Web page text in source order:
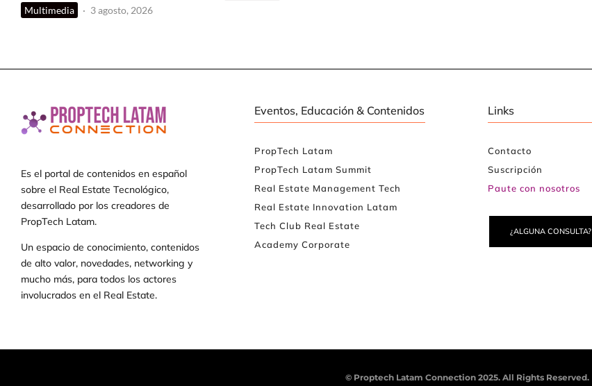
Multimedia · 3 agosto, 2026
Es el portal de contenidos en español
sobre el Real Estate Tecnológico,
desarrollado por los creadores de
PropTech Latam.
Un espacio de conocimiento, contenidos
de alto valor, novedades, networking y
mucho más, para todos los actores
involucrados en el Real Estate.
Eventos, Educación & Contenidos
PropTech Latam
PropTech Latam Summit
Real Estate Management Tech
Real Estate Innovation Latam
Tech Club Real Estate
Academy Corporate
Links
Contacto
Suscripción
Paute con nosotros
¿ALGUNA CONSULTA?
© Proptech Latam Connection 2025. All Rights Reserved.